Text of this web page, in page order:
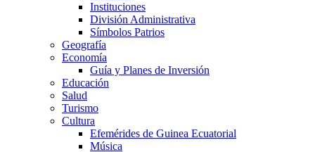
Instituciones
División Administrativa
Símbolos Patrios
Geografía
Economía
Guía y Planes de Inversión
Educación
Salud
Turismo
Cultura
Efemérides de Guinea Ecuatorial
Música